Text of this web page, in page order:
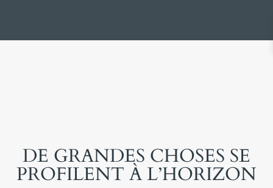
DE GRANDES CHOSES SE
PROFILENT À L’HORIZON